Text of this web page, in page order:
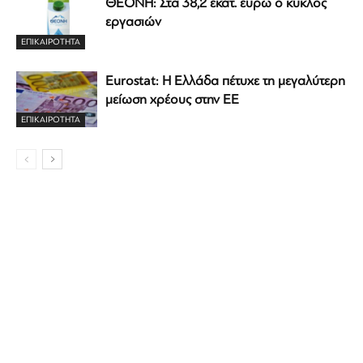
ΕΠΙΚΑΙΡΟΤΗΤΑ
εργασιών
ΕΠΙΚΑΙΡΟΤΗΤΑ
Eurostat: Η Ελλάδα πέτυχε τη μεγαλύτερη
μείωση χρέους στην ΕΕ